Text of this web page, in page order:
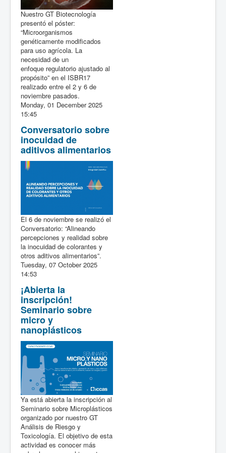
Nuestro GT Biotecnología
presentó el póster:
“Microorganismos
genéticamente modificados
para uso agrícola. La
necesidad de un
enfoque regulatorio ajustado al
propósito” en el ISBR17
realizado entre el 2 y 6 de
noviembre pasados.
Monday, 01 December 2025
15:45
Conversatorio sobre
inocuidad de
aditivos alimentarios
El 6 de noviembre se realizó el
Conversatorio: “Alineando
percepciones y realidad sobre
la inocuidad de colorantes y
otros aditivos alimentarios”.
Tuesday, 07 October 2025
14:53
¡Abierta la
inscripción!
Seminario sobre
micro y
nanoplásticos
Ya está abierta la inscripción al
Seminario sobre Microplásticos
organizado por nuestro GT
Análisis de Riesgo y
Toxicología. El objetivo de esta
actividad es conocer más